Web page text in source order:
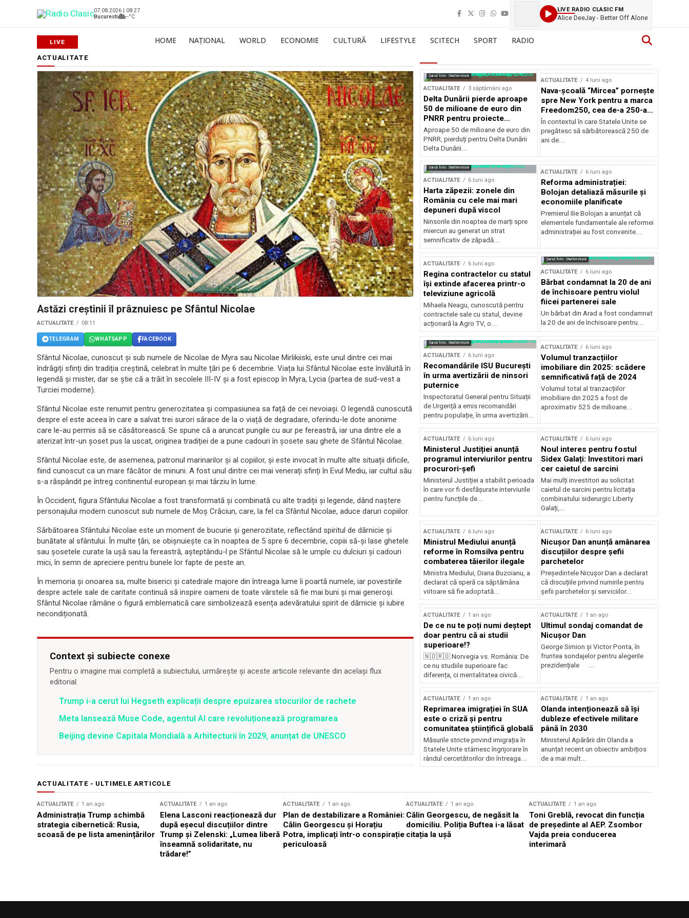
07.08.2026 | 08:27
Bucuresti
--°C
LIVE RADIO CLASIC FM
Alice DeeJay - Better Off Alone
HOME NAȚIONAL WORLD ECONOMIE CULTURĂ LIFESTYLE SCITECH SPORT RADIO
ACTUALITATE
Astăzi creștinii îl prâznuiesc pe Sfântul Nicolae
ACTUALITATE 08:11
TELEGRAM WHATSAPP FACEBOOK
Sfântul Nicolae, cunoscut și sub numele de Nicolae de Myra sau Nicolae Mirlikiiski, este unul dintre cei mai
îndrăgiți sfinți din tradiția creștină, celebrat în multe țări pe 6 decembrie. Viața lui Sfântul Nicolae este învăluită în
legendă și mister, dar se știe că a trăit în secolele III-IV și a fost episcop în Myra, Lycia (partea de sud-vest a
Turciei moderne).
Sfântul Nicolae este renumit pentru generozitatea și compasiunea sa față de cei nevoiași. O legendă cunoscută
despre el este aceea în care a salvat trei surori sărace de la o viață de degradare, oferindu-le dote anonime
care le-au permis să se căsătorească. Se spune că a aruncat pungile cu aur pe fereastră, iar una dintre ele a
aterizat într-un șoset pus la uscat, originea tradiției de a pune cadouri în șosete sau ghete de Sfântul Nicolae.
Sfântul Nicolae este, de asemenea, patronul marinarilor și al copiilor, și este invocat în multe alte situații dificile,
fiind cunoscut ca un mare făcător de minuni. A fost unul dintre cei mai venerați sfinți în Evul Mediu, iar cultul său
s-a răspândit pe întreg continentul european și mai târziu în lume.
În Occident, figura Sfântului Nicolae a fost transformată și combinată cu alte tradiții și legende, dând naștere
personajului modern cunoscut sub numele de Moș Crăciun, care, la fel ca Sfântul Nicolae, aduce daruri copiilor.
Sărbătoarea Sfântului Nicolae este un moment de bucurie și generozitate, reflectând spiritul de dărnicie și
bunătate al sfântului. În multe țări, se obișnuiește ca în noaptea de 5 spre 6 decembrie, copiii să-și lase ghetele
sau șosetele curate la ușă sau la fereastră, așteptându-l pe Sfântul Nicolae să le umple cu dulciuri și cadouri
mici, în semn de apreciere pentru bunele lor fapte de peste an.
În memoria și onoarea sa, multe biserici și catedrale majore din întreaga lume îi poartă numele, iar povestirile
despre actele sale de caritate continuă să inspire oameni de toate vârstele să fie mai buni și mai generoși.
Sfântul Nicolae rămâne o figură emblematică care simbolizează esența adevăratului spirit de dărnicie și iubire
necondiționată.
Context și subiecte conexe
Pentru o imagine mai completă a subiectului, urmărește și aceste articole relevante din același flux
editorial.
Trump i-a cerut lui Hegseth explicații despre epuizarea stocurilor de rachete
Meta lansează Muse Code, agentul AI care revoluționează programarea
Beijing devine Capitala Mondială a Arhitecturii în 2029, anunțat de UNESCO
Sursă foto: Shutterstock
ACTUALITATE 3 săptămâni ago
Delta Dunării pierde aproape
50 de milioane de euro din
PNRR pentru proiecte
esențiale
Aproape 50 de milioane de euro din
PNRR, pierduți pentru Delta Dunării
Delta Dunării...
ACTUALITATE 4 luni ago
Nava-școală “Mircea” pornește
spre New York pentru a marca
Freedom250, cea de-a 250-a
aniversare a Statelor Unite
În contextul în care Statele Unite se
pregătesc să sărbătorească 250 de
ani de...
Sursă foto: Shutterstock
ACTUALITATE 6 luni ago
Harta zăpezii: zonele din
România cu cele mai mari
depuneri după viscol
Ninsorile din noaptea de marți spre
miercuri au generat un strat
semnificativ de zăpadă...
ACTUALITATE 6 luni ago
Reforma administrației:
Bolojan detaliază măsurile și
economiile planificate
Premierul Ilie Bolojan a anunțat că
elementele fundamentale ale reformei
administrației au fost convenite...
ACTUALITATE 6 luni ago
Regina contractelor cu statul
își extinde afacerea printr-o
televiziune agricolă
Mihaela Neagu, cunoscută pentru
contractele sale cu statul, devine
acționară la Agro TV, o...
Sursă foto: Shutterstock
ACTUALITATE 6 luni ago
Bărbat condamnat la 20 de ani
de închisoare pentru violul
fiicei partenerei sale
Un bărbat din Arad a fost condamnat
la 20 de ani de închisoare pentru...
Sursă foto: Shutterstock
ACTUALITATE 6 luni ago
Recomandările ISU București
în urma avertizării de ninsori
puternice
Inspectoratul General pentru Situații
de Urgență a emis recomandări
pentru populație, în urma avertizării...
ACTUALITATE 6 luni ago
Volumul tranzacțiilor
imobiliare din 2025: scădere
semnificativă față de 2024
Volumul total al tranzacțiilor
imobiliare din 2025 a fost de
aproximativ 525 de milioane...
ACTUALITATE 6 luni ago
Ministerul Justiției anunță
programul interviurilor pentru
procurori-șefi
Ministerul Justiției a stabilit perioada
în care vor fi desfășurate interviurile
pentru funcțiile de...
ACTUALITATE 6 luni ago
Noul interes pentru fostul
Sidex Galați: Investitori mari
cer caietul de sarcini
Mai mulți investitori au solicitat
caietul de sarcini pentru licitația
combinatului siderurgic Liberty
Galați,...
ACTUALITATE 6 luni ago
Ministrul Mediului anunță
reforme în Romsilva pentru
combaterea tăierilor ilegale
Ministra Mediului, Diana Buzoianu, a
declarat că speră ca săptămâna
viitoare să fie adoptată...
ACTUALITATE 6 luni ago
Nicușor Dan anunță amânarea
discuțiilor despre șefii
parchetelor
Președintele Nicușor Dan a declarat
că discuțiile privind numirile pentru
șefii parchetelor și serviciilor...
ACTUALITATE 1 an ago
De ce nu te poți numi deștept
doar pentru că ai studii
superioare!?
🇳🇴🇷🇴 Norvegia vs. România: De
ce nu studiile superioare fac
diferența, ci mentalitatea civică...
ACTUALITATE 1 an ago
Ultimul sondaj comandat de
Nicușor Dan
George Simion și Victor Ponta, în
fruntea sondajelor pentru alegerile
prezidențiale ...
ACTUALITATE 1 an ago
Reprimarea imigrației în SUA
este o criză și pentru
comunitatea științifică globală
Măsurile stricte privind imigrația în
Statele Unite stârnesc îngrijorare în
rândul cercetătorilor din întreaga...
ACTUALITATE 1 an ago
Olanda intenționează să își
dubleze efectivele militare
până în 2030
Ministerul Apărării din Olanda a
anunțat recent un obiectiv ambițios
de a mai mult...
ACTUALITATE - ULTIMELE ARTICOLE
ACTUALITATE 1 an ago
Administrația Trump schimbă
strategia cibernetică: Rusia,
scoasă de pe lista amenințărilor
ACTUALITATE 1 an ago
Elena Lasconi reacționează dur
după eșecul discuțiilor dintre
Trump și Zelenski: „Lumea liberă
înseamnă solidaritate, nu
trădare!”
ACTUALITATE 1 an ago
Plan de destabilizare a României:
Călin Georgescu și Horațiu
Potra, implicați într-o conspirație
periculoasă
ACTUALITATE 1 an ago
Călin Georgescu, de negăsit la
domiciliu. Poliția Buftea i-a lăsat
citația la ușă
ACTUALITATE 1 an ago
Toni Greblă, revocat din funcția
de președinte al AEP. Zsombor
Vajda preia conducerea
interimară